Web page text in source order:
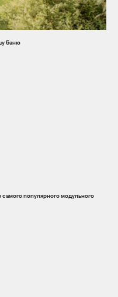
баню
популярного модульного